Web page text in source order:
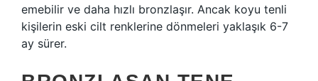
emebilir ve daha hızlı bronzlaşır. Ancak koyu tenli
kişilerin eski cilt renklerine dönmeleri yaklaşık 6-7
ay sürer.